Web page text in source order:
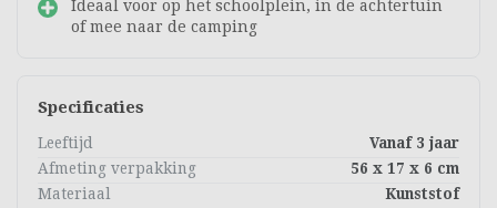
Ideaal voor op het schoolplein, in de achtertuin
of mee naar de camping
Specificaties
Leeftijd
Vanaf 3 jaar
Afmeting verpakking
56 x 17 x 6 cm
Materiaal
Kunststof